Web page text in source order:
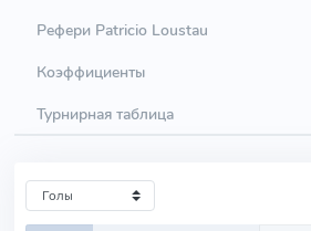
Рефери Patricio Loustau
Коэффициенты
Турнирная таблица